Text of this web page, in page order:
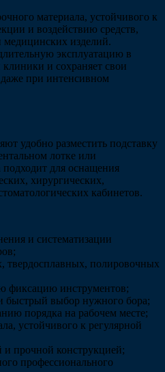
материала, устойчивого к
и воздействию средств,
медицинских изделий.
эксплуатацию в
клиники и сохраняет свои
при интенсивном
удобно разместить подставку
лотке или
для оснащения
хирургических,
кабинетов.
и систематизации
твердосплавных, полировочных
фиксацию инструментов;
быстрый выбор нужного бора;
порядка на рабочем месте;
устойчивого к регулярной
и прочной конструкцией;
профессионального